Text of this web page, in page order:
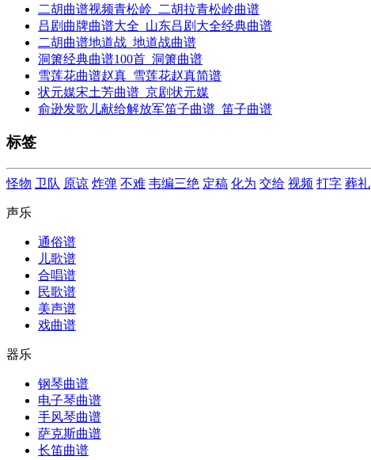
二胡曲谱视频青松岭_二胡拉青松岭曲谱
吕剧曲牌曲谱大全_山东吕剧大全经典曲谱
二胡曲谱地道战_地道战曲谱
洞箫经典曲谱100首_洞箫曲谱
雪莲花曲谱赵真_雪莲花赵真简谱
状元媒宋土芳曲谱_京剧状元媒
俞逊发歌儿献给解放军笛子曲谱_笛子曲谱
标签
怪物 卫队 原谅 炸弹 不难 韦编三绝 定稿 化为 交给 视频 打字 葬礼
声乐
通俗谱
儿歌谱
合唱谱
民歌谱
美声谱
戏曲谱
器乐
钢琴曲谱
电子琴曲谱
手风琴曲谱
萨克斯曲谱
长笛曲谱